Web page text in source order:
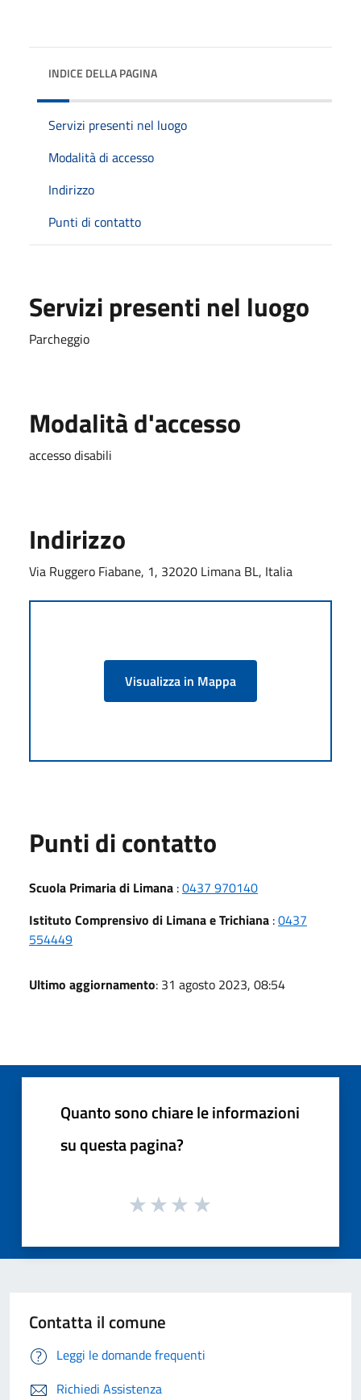
INDICE DELLA PAGINA
Servizi presenti nel luogo
Modalità di accesso
Indirizzo
Punti di contatto
Servizi presenti nel luogo
Parcheggio
Modalità d'accesso
accesso disabili
Indirizzo
Via Ruggero Fiabane, 1, 32020 Limana BL, Italia
Visualizza in Mappa
Punti di contatto
Scuola Primaria di Limana :0437 970140
Istituto Comprensivo di Limana e Trichiana :0437
554449
Ultimo aggiornamento: 31 agosto 2023, 08:54
Quanto sono chiare le informazioni
su questa pagina?
Contatta il comune
Leggi le domande frequenti
Richiedi Assistenza